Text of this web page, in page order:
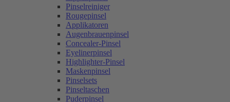
Pinselreiniger
Rougepinsel
Applikatoren
Augenbrauenpinsel
Concealer-Pinsel
Eyelinerpinsel
Highlighter-Pinsel
Maskenpinsel
Pinselsets
Pinseltaschen
Puderpinsel